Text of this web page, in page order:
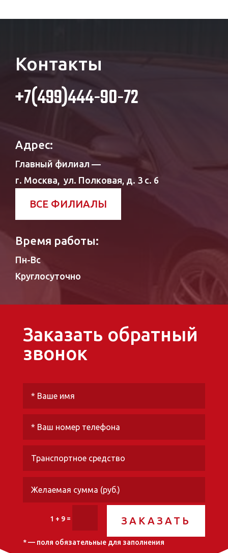
Контакты
+7(499)444-90-72
Адрес:
Главный филиал —
г. Москва, ул. Полковая, д. 3 с. 6
ВСЕ ФИЛИАЛЫ
Время работы:
Пн-Вс
Круглосуточно
Заказать обратный
звонок
1 + 9 = ЗАКАЗАТЬ
* — поля обязательные для заполнения